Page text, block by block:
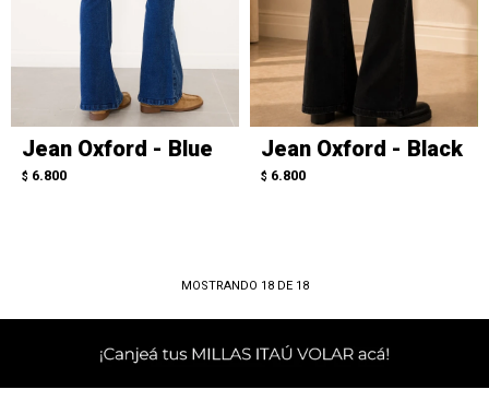
Jean Oxford - Blue
$ 6.800
Jean Oxford - Black
$ 6.800
MOSTRANDO 18DE 18